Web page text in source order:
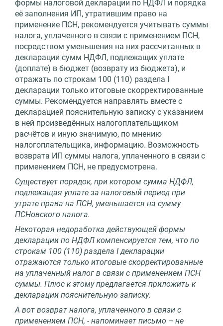
формы налоговой декларации по НДФЛ и порядка
её заполнения ИП, утратившим право на
применение ПСН, рекомендуется учитывать суммы
налога, уплаченного в связи с применением ПСН,
посредством уменьшения на них рассчитанных в
декларации сумм НДФЛ, подлежащих уплате
(доплате) в бюджет (возврату из бюджета), и
отражать по строкам 100 (110) раздела I
декларации только итоговые скорректированные
суммы. Рекомендуется направлять вместе с
декларацией пояснительную записку с указанием
в ней произведённых налогоплательщиком
расчётов и иную значимую, по мнению
налогоплательщика, информацию. Возможность
возврата ИП суммы налога, уплаченного в связи с
применением ПСН, не предусмотрена.
Существует порядок, при котором сумма НДФЛ,
подлежащая уплате за налоговый период при
утрате права на ПСН, уменьшается на сумму
ПСНовского налога.
Некоторая недоработка действующей формы
декларации по НДФЛ компенсируется тем, что по
строкам 100 (110) раздела I декларации
отражаются только итоговые скорректированные
на уплаченный налог в связи с применением ПСН
суммы. Плюс к этому предлагается приложить к
декларации пояснительную записку.
А вот возврат налога, уплаченного в связи с
применением ПСН, - напоминает письмо – не